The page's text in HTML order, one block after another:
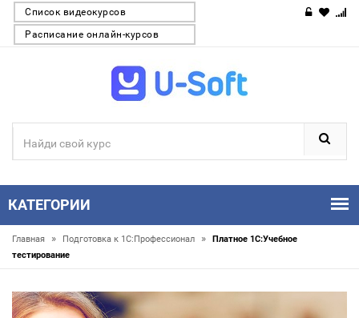
Список видеокурсов
Расписание онлайн-курсов
КАТЕГОРИИ
Главная » Подготовка к 1С:Профессионал »
Платное 1С:Учебное
тестирование